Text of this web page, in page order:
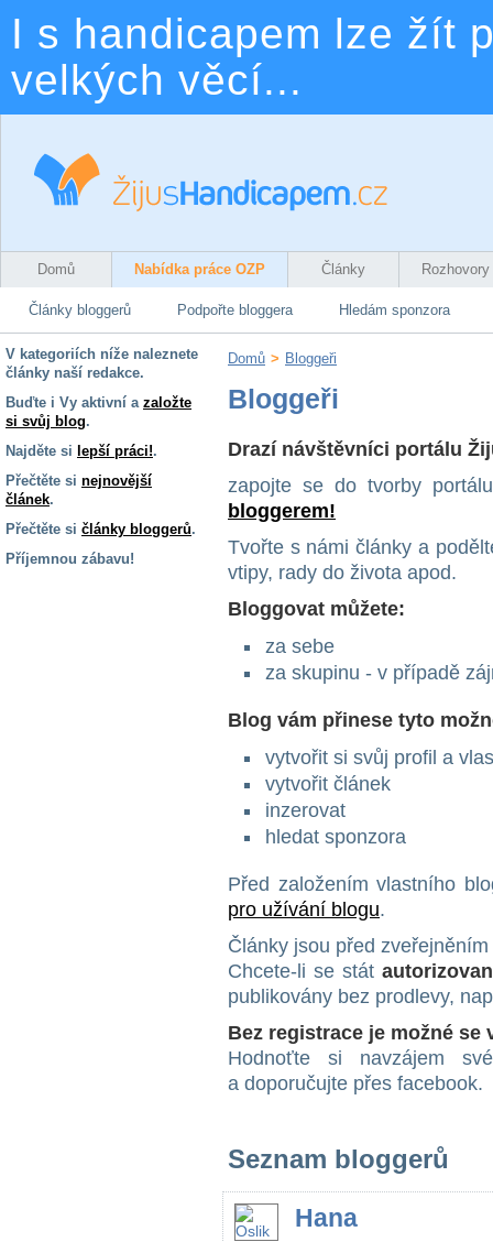
I s handicapem lze žít
velkých věcí...
Domů Nabídka práce OZP Články Rozhovory
Články bloggerů Podpořte bloggera Hledám sponzora
V kategoriích níže naleznete
články naší redakce.
Buďte i Vy aktivní a založte
si svůj blog.
Najděte si lepší práci!.
Přečtěte si nejnovější
článek.
Přečtěte si články bloggerů.
Příjemnou zábavu!
Domů > Bloggeři
Bloggeři
Drazí návštěvníci portálu
zapojte se do tvorby
bloggerem!
Tvořte s námi články a
vtipy, rady do života apod.
Bloggovat můžete:
za sebe
za skupinu - v případě
Blog vám přinese tyto
vytvořit si svůj profil a
vytvořit článek
inzerovat
hledat sponzora
Před založením vlastního
pro užívání blogu.
Články jsou před
Chcete-li se stát
publikovány bez prodlevy,
Bez registrace je možné se
Hodnoťte si navzájem
a doporučujte přes facebook.
Seznam bloggerů
Hana